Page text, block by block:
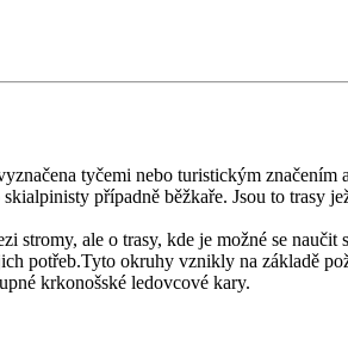
tyčemi nebo turistickým
případně běžkaře. Jsou to trasy
stromy, ale o trasy, kde je možné se
potřeb.Tyto okruhy vznikly na základě
krkonošské ledovcové kary.